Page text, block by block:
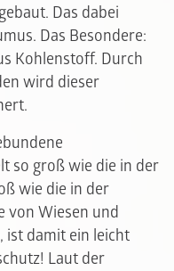
Das dabei
Das Besondere:
Kohlenstoff. Durch
wird dieser
so groß wie die in der
wie die in der
von Wiesen und
ist damit ein leicht
Laut der